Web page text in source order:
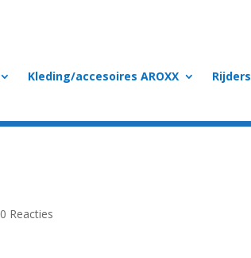
Kleding/accesoires AROXX Rijders
0 Reacties